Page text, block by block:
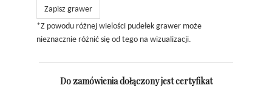
Zapisz grawer
*Z powodu różnej wielości pudełek grawer może
nieznacznie różnić się od tego na wizualizacji.
Do zamówienia dołączony jest certyfikat